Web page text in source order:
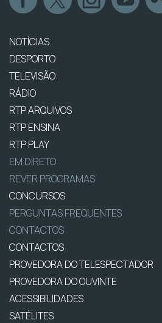
NOTÍCIAS
DESPORTO
TELEVISÃO
RÁDIO
RTP ARQUIVOS
RTP ENSINA
RTP PLAY
EM DIRETO
REVER PROGRAMAS
CONCURSOS
PERGUNTAS FREQUENTES
CONTACTOS
CONTACTOS
PROVEDORA DO TELESPECTADOR
PROVEDORA DO OUVINTE
ACESSIBILIDADES
SATÉLITES